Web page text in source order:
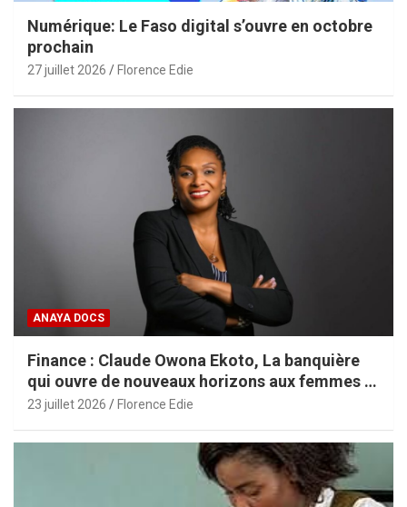
Numérique: Le Faso digital s’ouvre en octobre
prochain
27 juillet 2026 Florence Edie
ANAYA DOCS
Finance : Claude Owona Ekoto, La banquière
qui ouvre de nouveaux horizons aux femmes et
aux PME africaines
23 juillet 2026 Florence Edie